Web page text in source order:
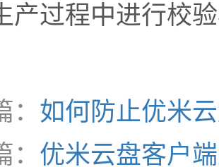
产过程中进行校
如何防止优米
优米云盘客户